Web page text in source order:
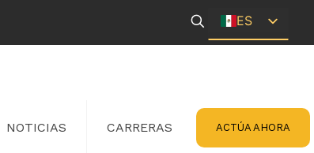
ES
NOTICIAS CARRERAS ACTÚA AHORA